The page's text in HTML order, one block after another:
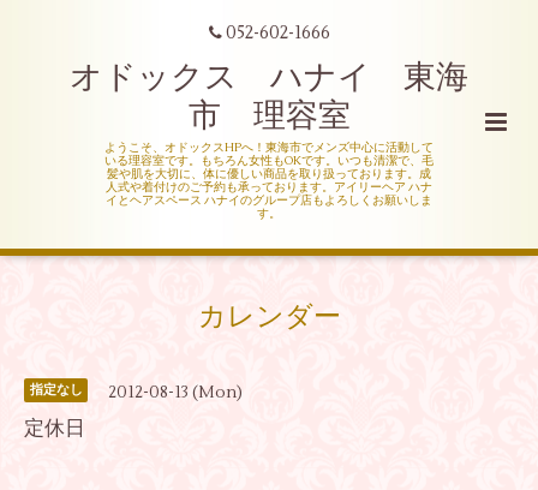
052-602-1666
オドックス ハナイ 東海
市 理容室
ようこそ、オドックスHPへ！東海市でメンズ中心に活動して
いる理容室です。もちろん女性もOKです。いつも清潔で、毛
髪や肌を大切に、体に優しい商品を取り扱っております。成
人式や着付けのご予約も承っております。アイリーヘア ハナ
イとヘアスペース ハナイのグループ店もよろしくお願いしま
す。
カレンダー
指定なし 2012-08-13 (Mon)
定休日